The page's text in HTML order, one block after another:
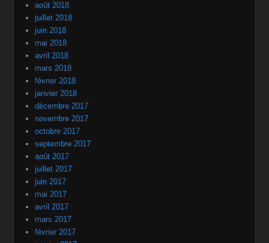
août 2018
juillet 2018
juin 2018
mai 2018
avril 2018
mars 2018
février 2018
janvier 2018
décembre 2017
novembre 2017
octobre 2017
septembre 2017
août 2017
juillet 2017
juin 2017
mai 2017
avril 2017
mars 2017
février 2017